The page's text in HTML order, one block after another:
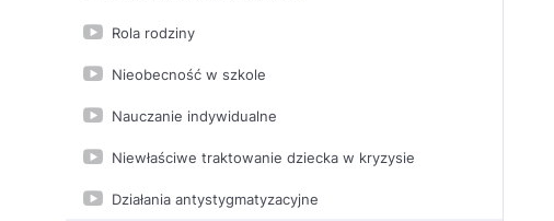
Rola rodziny
Nieobecność w szkole
Nauczanie indywidualne
Niewłaściwe traktowanie dziecka w kryzysie
Działania antystygmatyzacyjne